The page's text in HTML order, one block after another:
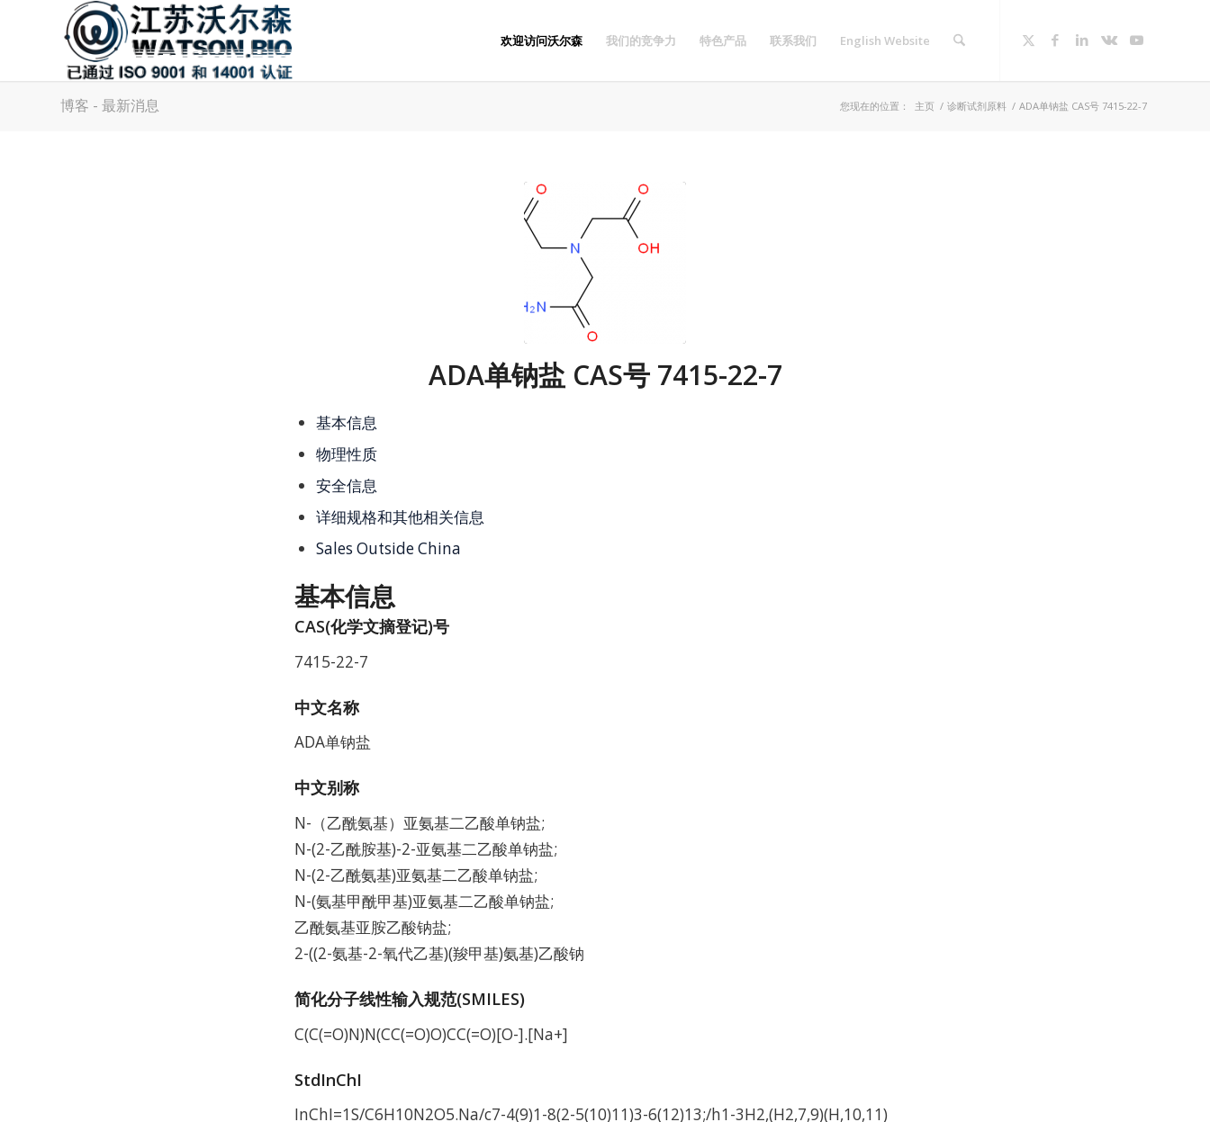
欢迎访问沃尔森 我们的竞争力 特色产品 联系我们 English Website
博客 - 最新消息 您现在的位置： 主页 / 诊断试剂原料 / ADA单钠盐 CAS号 7415-22-7
ADA单钠盐 CAS号 7415-22-7
基本信息
物理性质
安全信息
详细规格和其他相关信息
Sales Outside China
基本信息
CAS(化学文摘登记)号
7415-22-7
中文名称
ADA单钠盐
中文别称
N-（乙酰氨基）亚氨基二乙酸单钠盐;
N-(2-乙酰胺基)-2-亚氨基二乙酸单钠盐;
N-(2-乙酰氨基)亚氨基二乙酸单钠盐;
N-(氨基甲酰甲基)亚氨基二乙酸单钠盐;
乙酰氨基亚胺乙酸钠盐;
2-((2-氨基-2-氧代乙基)(羧甲基)氨基)乙酸钠
简化分子线性输入规范(SMILES)
C(C(=O)N)N(CC(=O)O)CC(=O)[O-].[Na+]
StdInChI
InChI=1S/C6H10N2O5.Na/c7-4(9)1-8(2-5(10)11)3-6(12)13;/h1-3H2,(H2,7,9)(H,10,11)